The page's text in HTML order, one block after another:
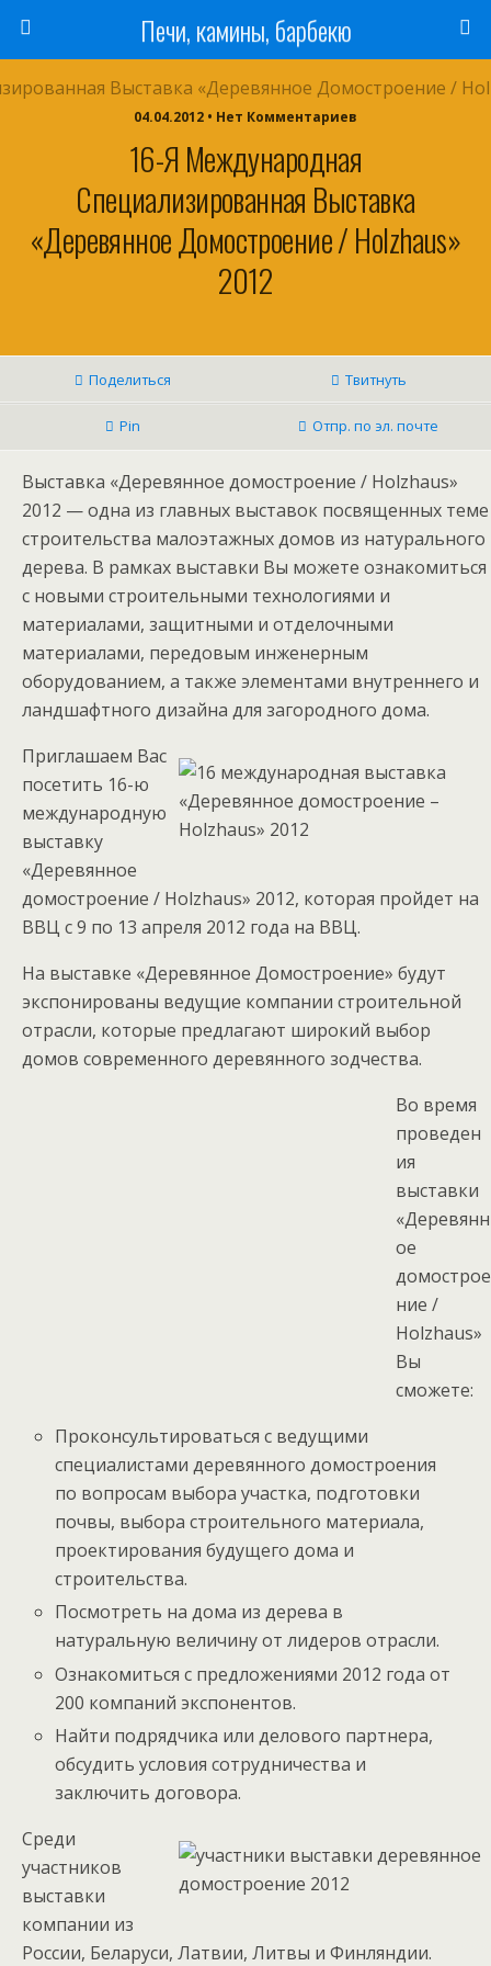
Печи, камины, барбекю
04.04.2012 • Нет Комментариев
16-Я Международная
Специализированная Выставка
«Деревянное Домостроение / Holzhaus»
2012
Поделиться Твитнуть
Pin Отпр. по эл. почте
Выставка «Деревянное домостроение / Holzhaus»
2012 — одна из главных выставок посвященных теме
строительства малоэтажных домов из натурального
дерева. В рамках выставки Вы можете ознакомиться
с новыми строительными технологиями и
материалами, защитными и отделочными
материалами, передовым инженерным
оборудованием, а также элементами внутреннего и
ландшафтного дизайна для загородного дома.
Приглашаем Вас
посетить 16-ю
международную
выставку
«Деревянное
домостроение / Holzhaus» 2012, которая пройдет на
ВВЦ с 9 по 13 апреля 2012 года на ВВЦ.
На выставке «Деревянное Домостроение» будут
экспонированы ведущие компании строительной
отрасли, которые предлагают широкий выбор
домов современного деревянного зодчества.
Во время
проведен
ия
выставки
«Деревянн
ое
домострое
ние /
Holzhaus»
Вы
сможете:
Проконсультироваться с ведущими
специалистами деревянного домостроения
по вопросам выбора участка, подготовки
почвы, выбора строительного материала,
проектирования будущего дома и
строительства.
Посмотреть на дома из дерева в
натуральную величину от лидеров отрасли.
Ознакомиться с предложениями 2012 года от
200 компаний экспонентов.
Найти подрядчика или делового партнера,
обсудить условия сотрудничества и
заключить договора.
Среди
участников
выставки
компании из
России, Беларуси, Латвии, Литвы и Финляндии.